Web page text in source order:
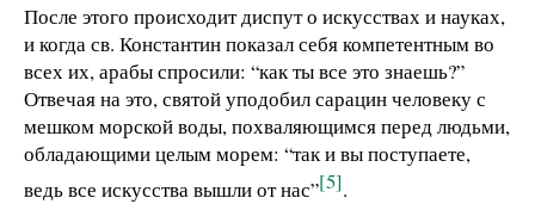
После этого происходит диспут о искусствах и науках,
и когда св. Константин показал себя компетентным во
всех их, арабы спросили: “как ты все это знаешь?”
Отвечая на это, святой уподобил сарацин человеку с
мешком морской воды, похваляющимся перед людьми,
обладающими целым морем: “так и вы поступаете,
ведь все искусства вышли от нас”[5].